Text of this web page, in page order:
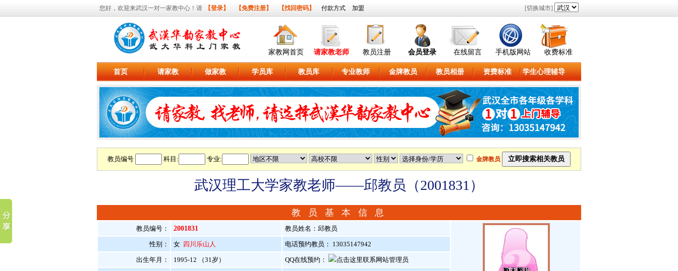
您好，欢迎来武汉一对一家教中心！请 【登录】 【免费注册】 【找回密码】 付款方式 加盟 [切换城市]
家教网首页 请家教老师 教员注册 会员登录 在线留言 手机版网站 收费标准
首页 请家教 做家教 学员库 教员库 专业教师 金牌教员 教员相册 资费标准 学生心理辅导
教员编号 科目: 专业: 金牌教员
武汉理工大学家教老师——邱教员（2001831）
教 员 基 本 信 息
教员编号： 2001831 教员姓名：邱教员
性别： 女 四川乐山人 电话预约教员： 13035147942
出生年月： 1995-12 （31岁） QQ在线预约：